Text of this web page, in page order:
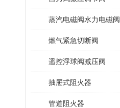
蒸汽电磁阀水力电磁阀
燃气紧急切断阀
遥控浮球阀减压阀
抽屉式阻火器
管道阻火器